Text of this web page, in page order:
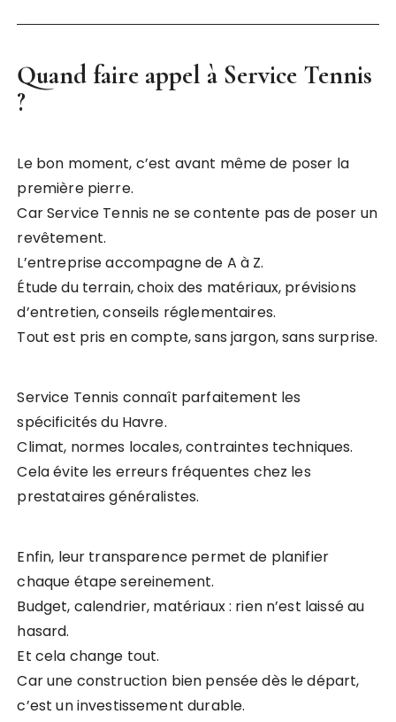
Quand faire appel à Service Tennis
?
Le bon moment, c’est avant même de poser la
première pierre.
Car Service Tennis ne se contente pas de poser un
revêtement.
L’entreprise accompagne de A à Z.
Étude du terrain, choix des matériaux, prévisions
d’entretien, conseils réglementaires.
Tout est pris en compte, sans jargon, sans surprise.
Service Tennis connaît parfaitement les
spécificités du Havre.
Climat, normes locales, contraintes techniques.
Cela évite les erreurs fréquentes chez les
prestataires généralistes.
Enfin, leur transparence permet de planifier
chaque étape sereinement.
Budget, calendrier, matériaux : rien n’est laissé au
hasard.
Et cela change tout.
Car une construction bien pensée dès le départ,
c’est un investissement durable.